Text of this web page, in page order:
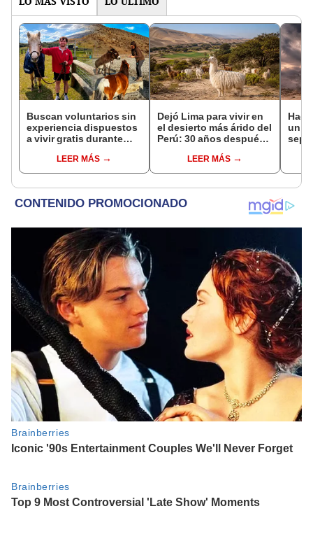
Buscan voluntarios sin
experiencia dispuestos
a vivir gratis durante
cuidar caballos, burros
y otros animales
LEER MÁS
Dejó Lima para vivir en
el desierto más árido del
Perú: 30 años después,
creó un sorprendente
ecosistema
LEER MÁS
un